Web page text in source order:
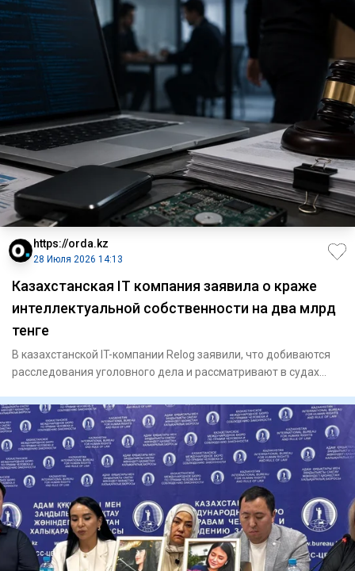
https://orda.kz
28 Июля 2026 14:13
Казахстанская IT компания заявила о краже
интеллектуальной собственности на два млрд
тенге
В казахстанской IT-компании Relog заявили, что добиваются
расследования уголовного дела и рассматривают в судах